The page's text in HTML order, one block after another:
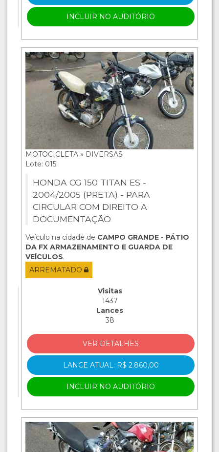
INCLUIR NO AUDITÓRIO
MOTOCICLETA » DIVERSAS
Lote: 015
HONDA CG 150 TITAN ES -
2004/2005 (PRETA) - PARA
CIRCULAR COM DIREITO A
DOCUMENTAÇÃO
Veículo na cidade de CAMPO GRANDE - PÁTIO
DA FX ARMAZENAMENTO E GUARDA DE
VEÍCULOS.
ARREMATADO
Visitas
1437
Lances
38
VER DETALHES
LANCE ATUAL: R$ 2.860,00
INCLUIR NO AUDITÓRIO